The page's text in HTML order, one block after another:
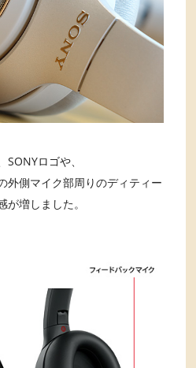
ロゴや、
外側マイク部周りのディティー
増しました。